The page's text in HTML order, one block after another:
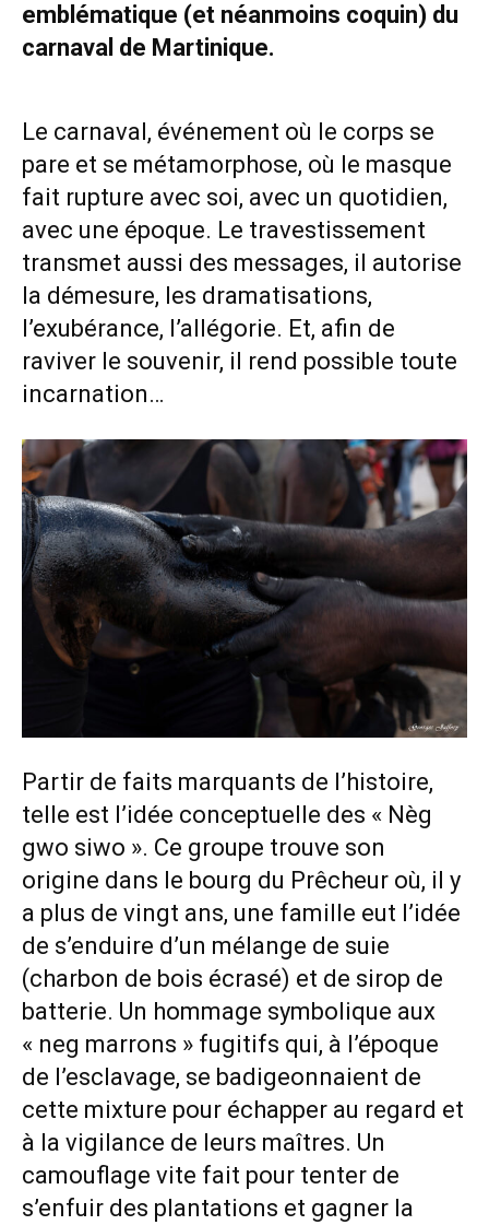
emblématique (et néanmoins coquin) du
carnaval de Martinique.
Le carnaval, événement où le corps se
pare et se métamorphose, où le masque
fait rupture avec soi, avec un quotidien,
avec une époque. Le travestissement
transmet aussi des messages, il autorise
la démesure, les dramatisations,
l’exubérance, l’allégorie. Et, afin de
raviver le souvenir, il rend possible toute
incarnation…
Partir de faits marquants de l’histoire,
telle est l’idée conceptuelle des « Nèg
gwo siwo ». Ce groupe trouve son
origine dans le bourg du Prêcheur où, il y
a plus de vingt ans, une famille eut l’idée
de s’enduire d’un mélange de suie
(charbon de bois écrasé) et de sirop de
batterie. Un hommage symbolique aux
« neg marrons » fugitifs qui, à l’époque
de l’esclavage, se badigeonnaient de
cette mixture pour échapper au regard et
à la vigilance de leurs maîtres. Un
camouflage vite fait pour tenter de
s’enfuir des plantations et gagner la